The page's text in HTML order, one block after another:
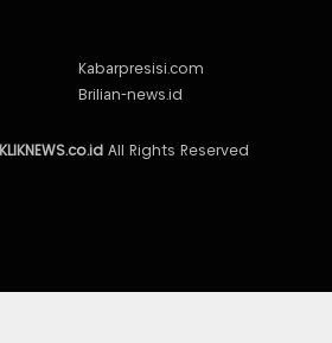
Kabarpresisi.com
Brilian-news.id
KLIKNEWS.co.id All Rights Reserved